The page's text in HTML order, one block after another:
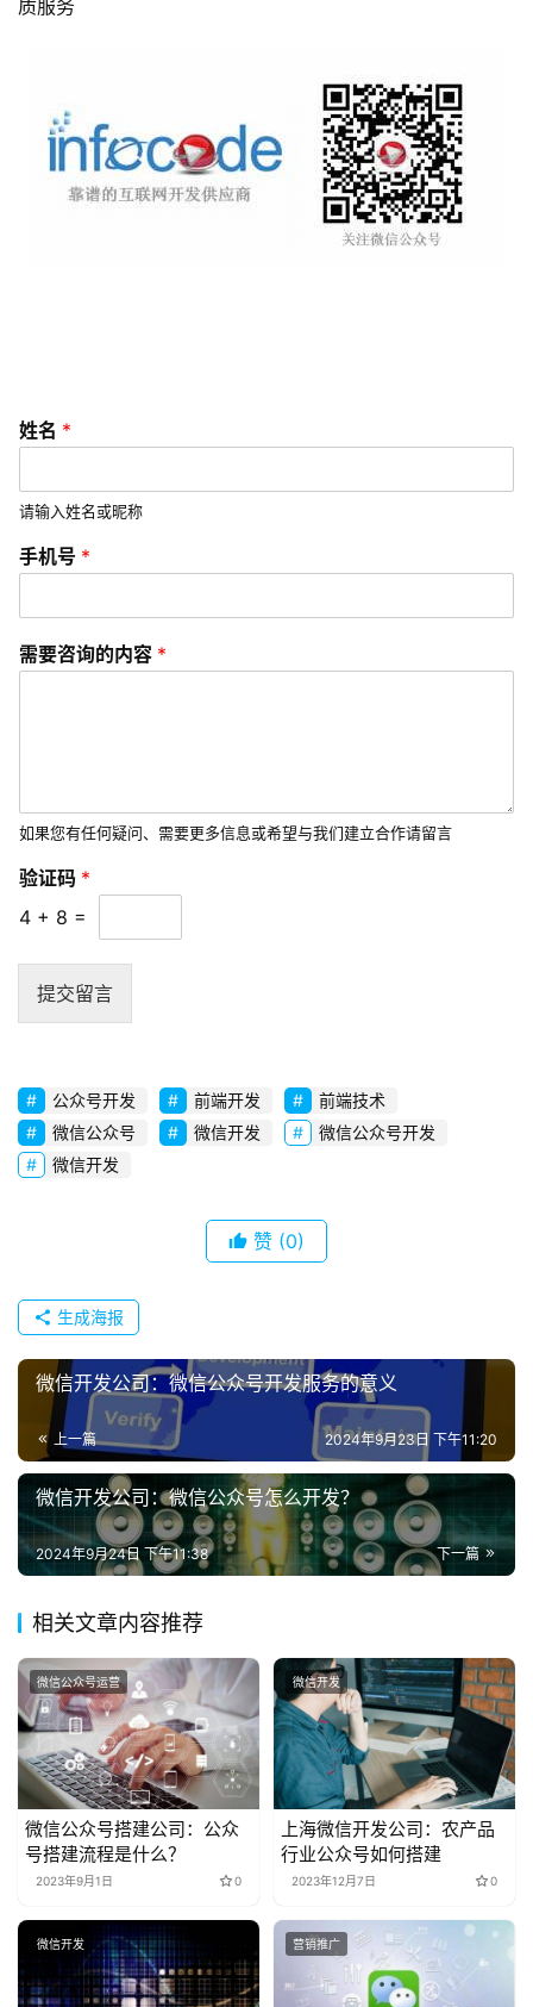
V
I
U
I
/
设
分
享
l
o
e
r
v
常
见
问
联
系
我
们
质服务
姓名 *
请输入姓名或昵称
手
机
*
手
机
手机号 *
需要咨询的内容 *
如果您有任何疑问、需要更多信息或希望与我们建立合作请留言
验证码 *
4 + 8 =
提交留言
公众号开发 前端开发
前端技术
微信公众号
微信开发
微信公众号开发
微信开发
赞 (0)
生成海报
微信开发公司：微信公众号开发服务的意义
上一篇 2024年9月23日 下午11:20
微信开发公司：微信公众号怎么开发？
下一篇
2024年9月24日 下午11:38
相关文章内容推荐
微信公众号运营
微信公众号搭建公司：公众
号搭建流程是什么？
2023年9月1日 0
微信开发
上海微信开发公司：农产品
行业公众号如何搭建
2023年12月7日 0
微信开发 营销推广